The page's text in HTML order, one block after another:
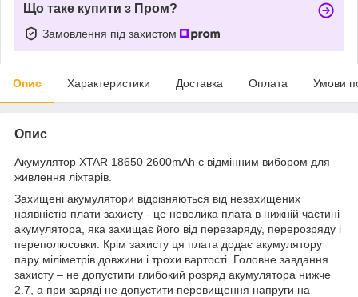
Що таке купити з Пром?
Замовлення під захистом
Опис Характеристики Доставка Оплата Умови
Опис
Акумулятор XTAR 18650 2600mAh є відмінним вибором для
живлення ліхтарів.
Захищені акумулятори відрізняються від незахищених
наявністю плати захисту - це невелика плата в нижній частині
акумулятора, яка захищає його від перезаряду, перерозряду і
переполюсовки. Крім захисту ця плата додає акумулятору
пару міліметрів довжини і трохи вартості. Головне завдання
захисту – не допустити глибокий розряд акумулятора нижче
2.7, а при заряді не допустити перевищення напруги на